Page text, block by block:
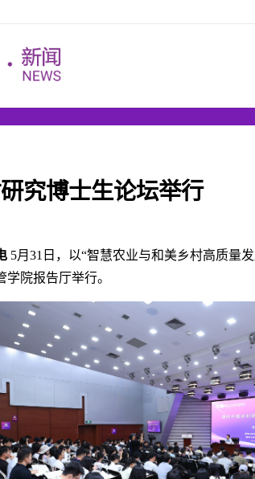
究博士生论坛举行
5月31日，以“智慧农业与和美乡村高质量
院报告厅举行。